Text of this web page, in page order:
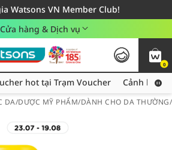
Watsons VN Member Club!
hàng cho đơn hàng từ 249,000Đ
- Áp dụng khu vực TP. Hồ Chí Minh
Cửa hàng & Dịch vụ
0
Thu thập thêm voucher hot tại Trạm Voucher
hot tại Trạm Voucher Cảnh báo
DA/DƯỢC MỸ PHẨM/DÀNH CHO DA